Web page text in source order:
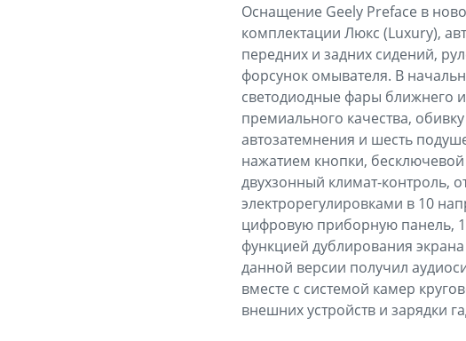
Оснащение Geely Preface в
комплектации Люкс (Luxury),
передних и задних сидений,
форсунок омывателя. В
светодиодные фары ближнего
премиального качества,
автозатемнения и шесть
нажатием кнопки, бесключевой
двухзонный климат-контроль,
электрорегулировками в 10
цифровую приборную панель,
функцией дублирования
данной версии получил
вместе с системой камер
внешних устройств и зарядки